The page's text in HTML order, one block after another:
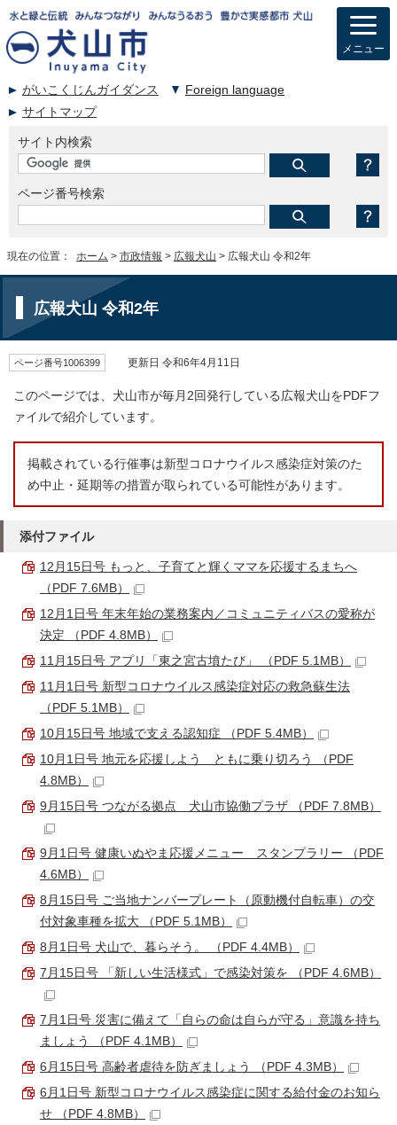
がいこくじんガイダンス
Foreign language
サイトマップ
サイト内検索
ページ番号検索
メニュー
現在の位置： ホーム > 市政情報 > 広報犬山 > 広報犬山 令和2年
広報犬山 令和2年
ページ番号1006399 更新日 令和6年4月11日
このページでは、犬山市が毎月2回発行している広報犬山をPDFフ
ァイルで紹介しています。
掲載されている行催事は新型コロナウイルス感染症対策のた
め中止・延期等の措置が取られている可能性があります。
添付ファイル
12月15日号 もっと、子育てと輝くママを応援するまちへ
（PDF 7.6MB）
12月1日号 年末年始の業務案内／コミュニティバスの愛称が
決定 （PDF 4.8MB）
11月15日号 アプリ「東之宮古墳たび」 （PDF 5.1MB）
11月1日号 新型コロナウイルス感染症対応の救急蘇生法
（PDF 5.1MB）
10月15日号 地域で支える認知症 （PDF 5.4MB）
10月1日号 地元を応援しよう ともに乗り切ろう （PDF
4.8MB）
9月15日号 つながる拠点 犬山市協働プラザ （PDF 7.8MB）
9月1日号 健康いぬやま応援メニュー スタンプラリー （PDF
4.6MB）
8月15日号 ご当地ナンバープレート（原動機付自転車）の交
付対象車種を拡大 （PDF 5.1MB）
8月1日号 犬山で、暮らそう。 （PDF 4.4MB）
7月15日号 「新しい生活様式」で感染対策を （PDF 4.6MB）
7月1日号 災害に備えて「自らの命は自らが守る」意識を持ち
ましょう （PDF 4.1MB）
6月15日号 高齢者虐待を防ぎましょう （PDF 4.3MB）
6月1日号 新型コロナウイルス感染症に関する給付金のお知ら
せ （PDF 4.8MB）